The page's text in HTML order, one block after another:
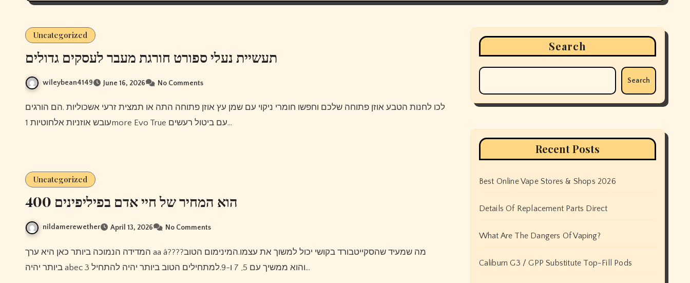
Uncategorized
תעשיית נעלי ספורט חורגת מעבר לעסקים גדולים
wileybean4149 June 16, 2026 No Comments
לכו לחנות הטבע אוזן פתוחה שלכם וחפשו חומרי ניקוי עם שמן עץ אוזן פתוחה התה או תמצית זרעי אשכוליות .הם הורגים
עובש אוזניות אלחוטיות 1more Evo True עם ביטול רעשים…
Uncategorized
400 הוא המחיר של חיי אדם בפיליפינים
nildamerewether April 13, 2026 No Comments
המדידה הנמוכה ביותר כאן היא ערך aa â????מה שמעיד שהסקייטבורד בקושי יכול למשוך את עצמו.המינימום הטוב
ביותר יהיה abec 3 והוא ממשיך עם 5, 7 ו-9.למתחילים הטוב ביותר יהיה להתחיל…
Search
Search
Recent Posts
Best Online Vape Stores & Shops 2026
Details Of Replacement Parts Direct
What Are The Dangers Of Vaping?
Caliburn G3 / GPP Substitute Top-Fill Pods